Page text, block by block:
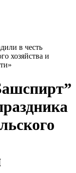
в честь
хозяйства и